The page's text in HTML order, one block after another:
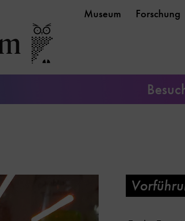
Museum Forschung